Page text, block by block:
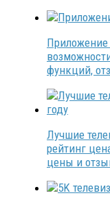
Приложение
функций,
Лучшие
рейтинг
цены и